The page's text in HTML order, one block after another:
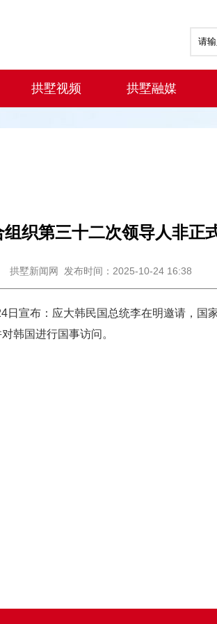
拱墅视频 拱墅融媒
织第三十二次领导人非正
拱墅新闻网 发布时间：2025-10-24 16:38
宣布：应大韩民国总统李在明邀请，国
韩国进行国事访问。